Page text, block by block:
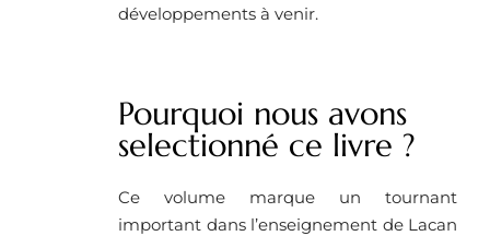
développements à venir.
Pourquoi nous avons
selectionné ce livre ?
Ce volume marque un tournant
important dans l’enseignement de Lacan